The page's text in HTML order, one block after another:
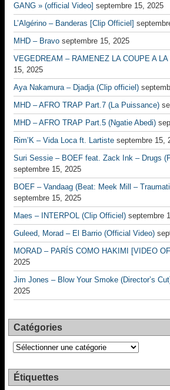
GANG » (official Video] septembre 15, 2025
L’Algérino – Banderas [Clip Officiel]
MHD – Bravo septembre 15, 2025
VEGEDREAM – RAMENEZ LA COUPE A LA
15, 2025
Aya Nakamura – Djadja (Clip officiel)
MHD – AFRO TRAP Part.7 (La Puissance)
MHD – AFRO TRAP Part.5 (Ngatie Abedi)
Rim’K – Vida Loca ft. Lartiste septembre 15,
Suri Sessie – BOEF feat. Zack Ink – Drugs
septembre 15, 2025
BOEF – Vandaag (Beat: Meek Mill –
septembre 15, 2025
Maes – INTERPOL (Clip Officiel) septembre
Guleed, Morad – El Barrio (Official Video)
MORAD – PARÍS COMO HAKIMI [VIDEO
2025
Jim Jones – Blow Your Smoke (Director’s
2025
Catégories
Catégories
Étiquettes